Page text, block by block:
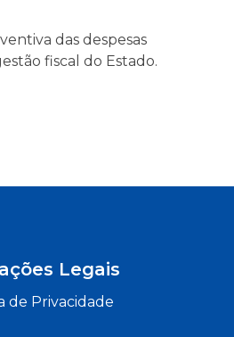
das despesas
fiscal do Estado.
Legais
de Privacidade